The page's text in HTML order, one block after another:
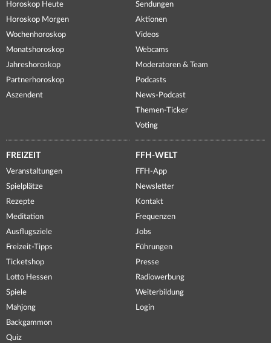
Horoskop Heute
Horoskop Morgen
Wochenhoroskop
Monatshoroskop
Jahreshoroskop
Partnerhoroskop
Aszendent
Sendungen
Aktionen
Videos
Webcams
Moderatoren & Team
Podcasts
News-Podcast
Themen-Ticker
Voting
FREIZEIT
Veranstaltungen
Spielplätze
Rezepte
Meditation
Ausflugsziele
Freizeit-Tipps
Ticketshop
Lotto Hessen
Spiele
Mahjong
Backgammon
Quiz
FFH-WELT
FFH-App
Newsletter
Kontakt
Frequenzen
Jobs
Führungen
Presse
Radiowerbung
Weiterbildung
Login